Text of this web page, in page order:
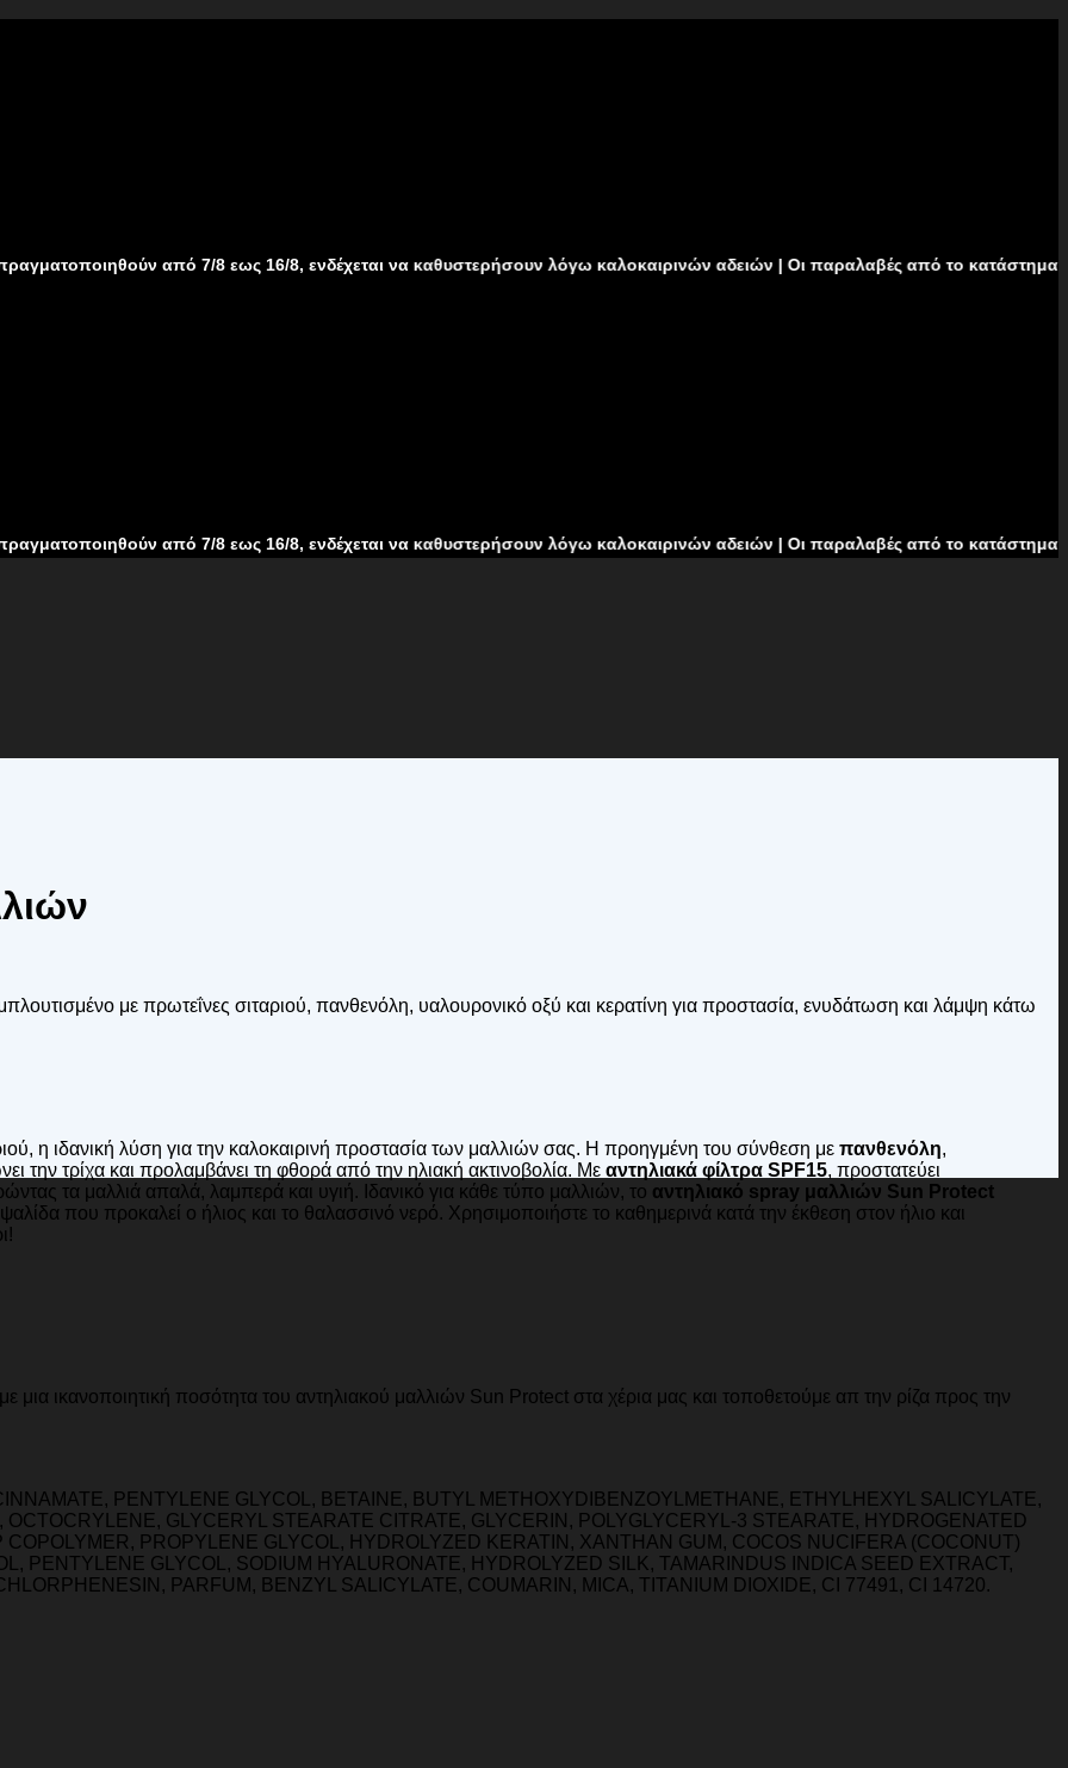
από 7/8 εως 16/8, ενδέχεται να καθυστερήσουν λόγω καλοκαιρινών αδειών | Οι παραλαβές από το κατάστημα δεν θα
από 7/8 εως 16/8, ενδέχεται να καθυστερήσουν λόγω καλοκαιρινών αδειών | Οι παραλαβές από το κατάστημα δεν θα
με πρωτεΐνες σιταριού, πανθενόλη, υαλουρονικό οξύ και κερατίνη για προστασία, ενυδάτωση και λάμψη κάτω
η ιδανική λύση για την καλοκαιρινή προστασία των μαλλιών σας. Η προηγμένη του σύνθεση με πανθενόλη,
την τρίχα και προλαμβάνει τη φθορά από την ηλιακή ακτινοβολία. Με αντηλιακά φίλτρα SPF15, προστατεύει
τα μαλλιά απαλά, λαμπερά και υγιή. Ιδανικό για κάθε τύπο μαλλιών, το αντηλιακό spray μαλλιών Sun Protect
που προκαλεί ο ήλιος και το θαλασσινό νερό. Χρησιμοποιήστε το καθημερινά κατά την έκθεση στον ήλιο και
μια ικανοποιητική ποσότητα του αντηλιακού μαλλιών Sun Protect στα χέρια μας και τοποθετούμε απ την ρίζα προς την
PENTYLENE GLYCOL, BETAINE, BUTYL METHOXYDIBENZOYLMETHANE, ETHYLHEXYL SALICYLATE,
GLYCERYL STEARATE CITRATE, GLYCERIN, POLYGLYCERYL-3 STEARATE, HYDROGENATED
PROPYLENE GLYCOL, HYDROLYZED KERATIN, XANTHAN GUM, COCOS NUCIFERA (COCONUT)
PENTYLENE GLYCOL, SODIUM HYALURONATE, HYDROLYZED SILK, TAMARINDUS INDICA SEED EXTRACT,
PARFUM, BENZYL SALICYLATE, COUMARIN, MICA, TITANIUM DIOXIDE, CI 77491, CI 14720.